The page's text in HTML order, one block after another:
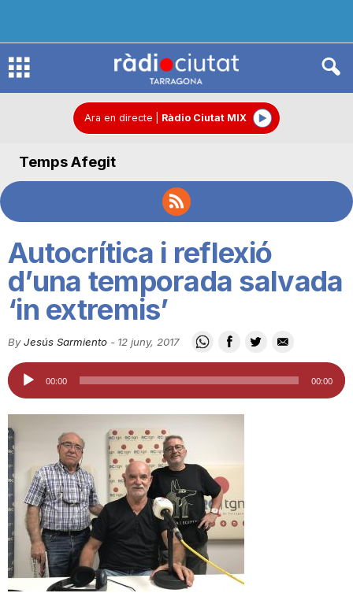
R
d
o
C
t
a
Ara en directe Ràdio Ciutat MIX
Temps Afegit
Autocrítica i reflexió
d’una temporada salvada
‘in extremis’
By Jesús Sarmiento - 12 juny, 2017
Reproductor
d'àudio
00:00 00:00